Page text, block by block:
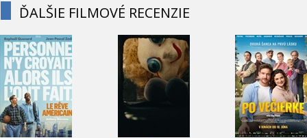
ĎALŠIE FILMOVÉ RECENZIE